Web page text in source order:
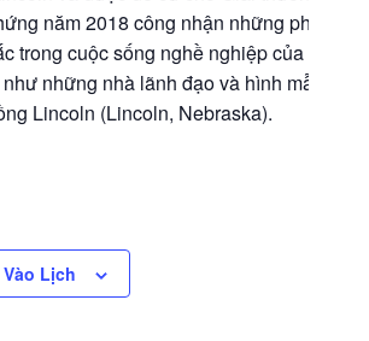
năm 2018 công nhận những phụ
trong cuộc sống nghề nghiệp của
những nhà lãnh đạo và hình mẫu
Lincoln (Lincoln, Nebraska).
Lịch